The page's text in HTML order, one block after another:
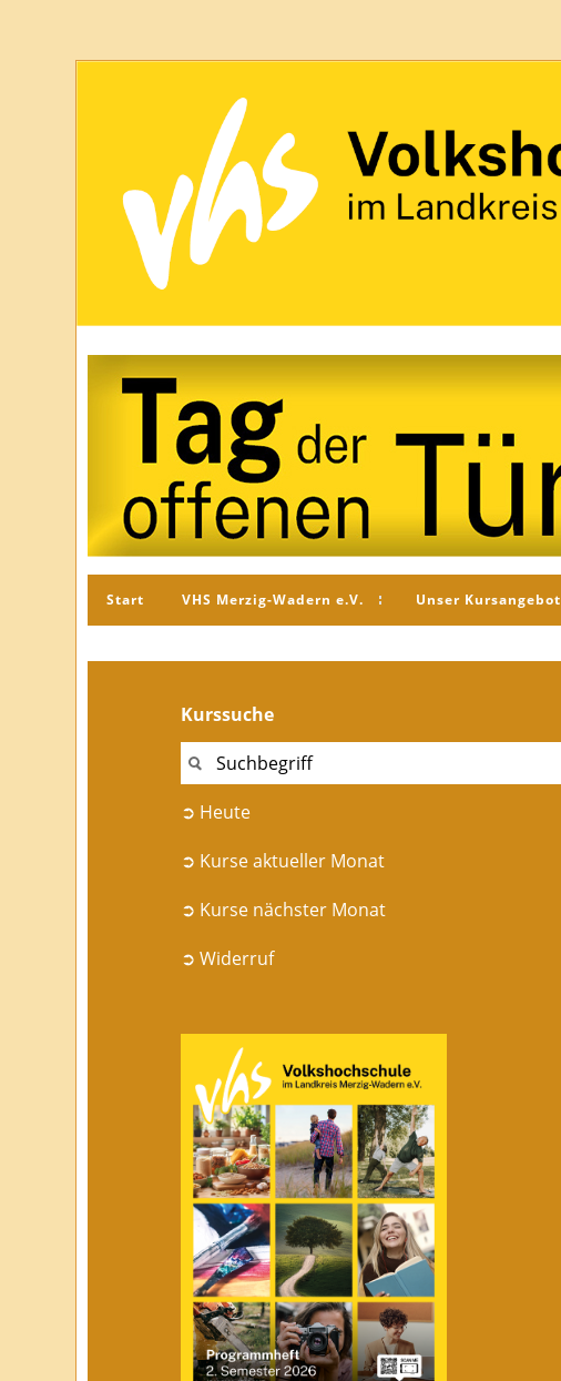
Start VHS Merzig-Wadern e.V. Unser Kursangebot
Kurssuche
➲ Heute
➲ Kurse aktueller Monat
➲ Kurse nächster Monat
➲ Widerruf